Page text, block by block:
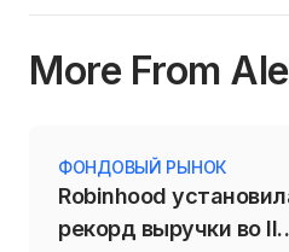
More From
ФОНДОВЫЙ РЫНОК
Robinhood
рекорд выручки во II